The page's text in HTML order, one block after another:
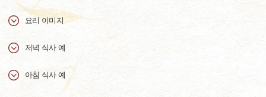
요리 이미지
저녁 식사 예
아침 식사 예